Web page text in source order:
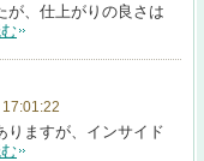
が、仕上がりの良さは
りますが、インサイド